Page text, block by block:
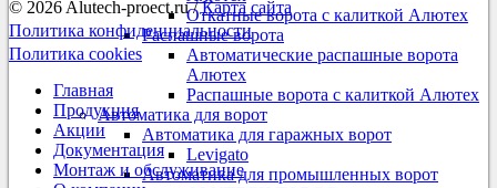
Откатные ворота с калиткой Алютех
Распашные ворота
Автоматические распашные ворота
Алютех
Распашные ворота с калиткой Алютех
Автоматика для ворот
Автоматика для гаражных ворот
Levigato
Автоматика для промышленных ворот
© 2026 Alutech-proect.ru /Карта сайта
Политика конфиденциальности
Политика cookies
Главная
Продукция
Акции
Документация
Монтаж и обслуживание